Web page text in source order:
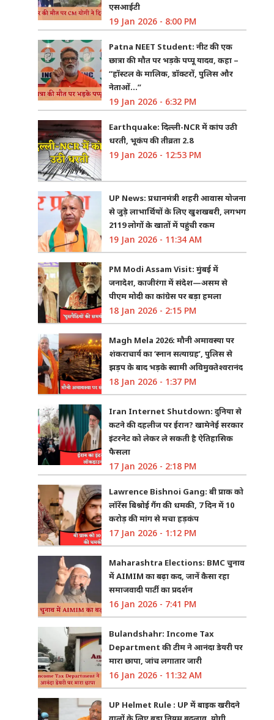
एसआईटी
19 Jan 2026 - 8:00 PM
Patna NEET Student: नीट की एक
छात्रा की मौत पर भड़के पप्पू यादव, कहा –
“हॉस्टल के मालिक, डॉक्टरों, पुलिस और
नेताओं…”
19 Jan 2026 - 6:32 PM
Earthquake: दिल्ली-NCR में कांप उठी
धरती, भूकंप की तीव्रता 2.8
19 Jan 2026 - 12:53 PM
UP News: प्रधानमंत्री शहरी आवास योजना
से जुड़े लाभार्थियों के लिए खुशखबरी, लगभग
2119 लोगों के खातों में पहुंची रकम
19 Jan 2026 - 11:34 AM
PM Modi Assam Visit: मुंबई में
जनादेश, काजीरंगा में संदेश—असम से
पीएम मोदी का कांग्रेस पर बड़ा हमला
18 Jan 2026 - 2:15 PM
Magh Mela 2026: मौनी अमावस्या पर
शंकराचार्य का ‘स्नान सत्याग्रह’, पुलिस से
झड़प के बाद भड़के स्वामी अविमुक्तेश्वरानंद
18 Jan 2026 - 1:37 PM
Iran Internet Shutdown: दुनिया से
कटने की दहलीज पर ईरान? खामेनेई सरकार
इंटरनेट को लेकर ले सकती है ऐतिहासिक
फैसला
17 Jan 2026 - 2:18 PM
Lawrence Bishnoi Gang: बी प्राक को
लॉरेंस बिश्नोई गैंग की धमकी, 7 दिन में 10
करोड़ की मांग से मचा हड़कंप
17 Jan 2026 - 1:12 PM
Maharashtra Elections: BMC चुनाव
में AIMIM का बढ़ा कद, जानें कैसा रहा
समाजवादी पार्टी का प्रदर्शन
16 Jan 2026 - 7:41 PM
Bulandshahr: Income Tax
Department की टीम ने आनंदा डेयरी पर
मारा छापा, जांच लगातार जारी
16 Jan 2026 - 11:32 AM
UP Helmet Rule : UP में बाइक खरीदने